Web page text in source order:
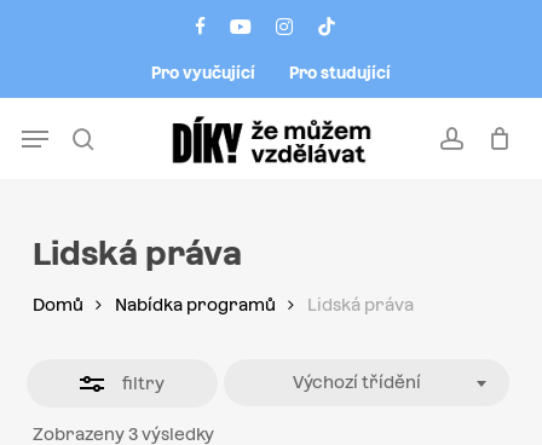
facebookyoutubeinstagram
tiktok
Pro vyučující Pro studující
account
Menu
Lidská práva
Domů Nabídka programů Lidská práva
filtry
Zobrazeny 3 výsledky
Výchozí třídění